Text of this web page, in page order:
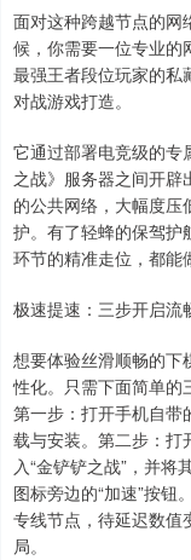
面对这种跨越节点的网
候，你需要一位专业
最强王者段位玩家的私
对战游戏打造。
它通过部署电竞级的专
之战》服务器之间开辟
的公共网络，大幅度
护。有了轻蜂的保驾护
环节的精准走位，都能
极速提速：三步开启流
想要体验丝滑顺畅的下
性化。只需下面简单的
第一步：打开手机自带
载与安装。第二步：打
入“金铲铲之战”，并
图标旁边的“加速”按钮
专线节点，待延迟数值
局。